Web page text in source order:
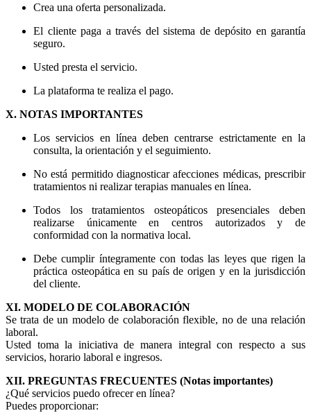
Crea una oferta personalizada.
El cliente paga a través del sistema de depósito en garantía
seguro.
Usted presta el servicio.
La plataforma te realiza el pago.
X. NOTAS IMPORTANTES
Los servicios en línea deben centrarse estrictamente en la
consulta, la orientación y el seguimiento.
No está permitido diagnosticar afecciones médicas, prescribir
tratamientos ni realizar terapias manuales en línea.
Todos los tratamientos osteopáticos presenciales deben
realizarse únicamente en centros autorizados y de
conformidad con la normativa local.
Debe cumplir íntegramente con todas las leyes que rigen la
práctica osteopática en su país de origen y en la jurisdicción
del cliente.
XI. MODELO DE COLABORACIÓN
Se trata de un modelo de colaboración flexible, no de una relación
laboral.
Usted toma la iniciativa de manera integral con respecto a sus
servicios, horario laboral e ingresos.
XII. PREGUNTAS FRECUENTES (Notas importantes)
¿Qué servicios puedo ofrecer en línea?
Puedes proporcionar: